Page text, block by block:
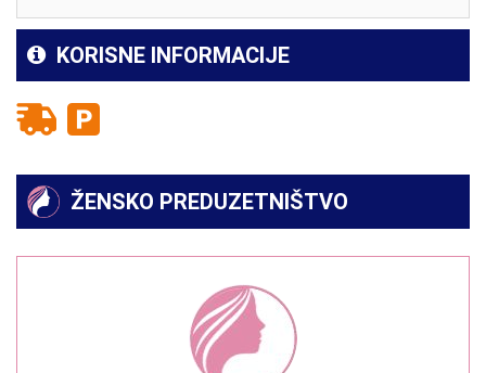
KORISNE INFORMACIJE
ŽENSKO PREDUZETNIŠTVO